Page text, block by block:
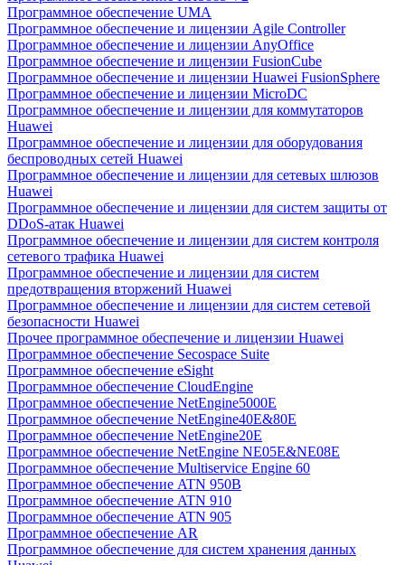
Программное обеспечение UMA
Программное обеспечение и лицензии Agile Controller
Программное обеспечение и лицензии AnyOffice
Программное обеспечение и лицензии FusionCube
Программное обеспечение и лицензии Huawei FusionSphere
Программное обеспечение и лицензии MicroDC
Программное обеспечение и лицензии для коммутаторов
Huawei
Программное обеспечение и лицензии для оборудования
беспроводных сетей Huawei
Программное обеспечение и лицензии для сетевых шлюзов
Huawei
Программное обеспечение и лицензии для систем защиты от
DDoS-атак Huawei
Программное обеспечение и лицензии для систем контроля
сетевого трафика Huawei
Программное обеспечение и лицензии для систем
предотвращения вторжений Huawei
Программное обеспечение и лицензии для систем сетевой
безопасности Huawei
Прочее программное обеспечение и лицензии Huawei
Программное обеспечение Secospace Suite
Программное обеспечение eSight
Программное обеспечение CloudEngine
Программное обеспечение NetEngine5000E
Программное обеспечение NetEngine40E&80E
Программное обеспечение NetEngine20E
Программное обеспечение NetEngine NE05E&NE08E
Программное обеспечение Multiservice Engine 60
Программное обеспечение ATN 950B
Программное обеспечение ATN 910
Программное обеспечение ATN 905
Программное обеспечение AR
Программное обеспечение для систем хранения данных